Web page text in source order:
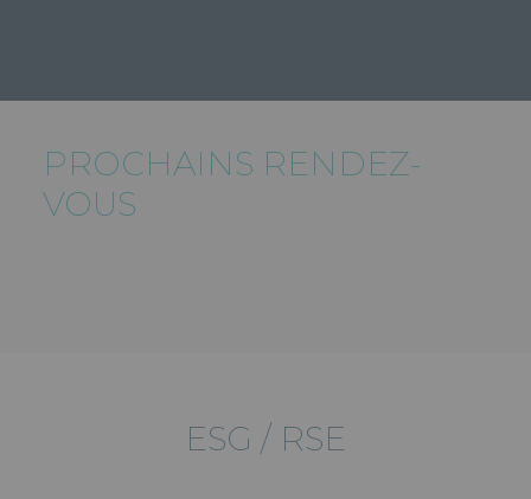
PROCHAINS RENDEZ-
VOUS
ESG / RSE